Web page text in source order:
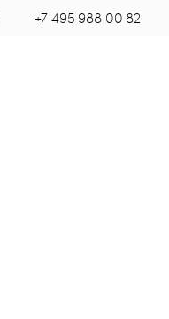
+7 495 988 00 82